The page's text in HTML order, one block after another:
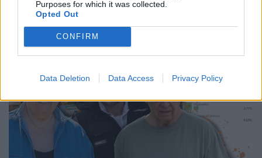
Purposes for which it was collected.
Opted Out
CONFIRM
Data Deletion Data Access Privacy Policy